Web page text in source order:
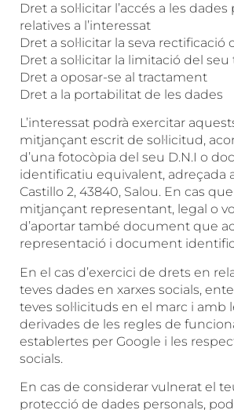
Dret a sol·licitar l’accés a les
relatives a l’interessat
Dret a sol·licitar la seva rectificació
Dret a sol·licitar la limitació del
Dret a oposar-se al tractament
Dret a la portabilitat de les dades
L’interessat podrà exercitar
mitjançant escrit de sol·licitud,
d’una fotocòpia del seu D.N.I o
identificatiu equivalent, adreçada
Castillo 2, 43840, Salou. En cas
mitjançant representant, legal o
d’aportar també document que
representació i document
En el cas d’exercici de drets en
teves dades en xarxes socials,
teves sol·licituds en el marc i amb
derivades de les regles de
establertes per Google i les
socials.
En cas de considerar vulnerat el
protecció de dades personals,